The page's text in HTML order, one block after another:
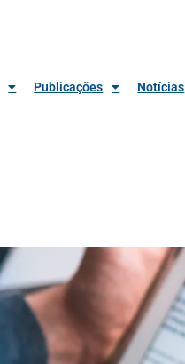
Publicações Notícias